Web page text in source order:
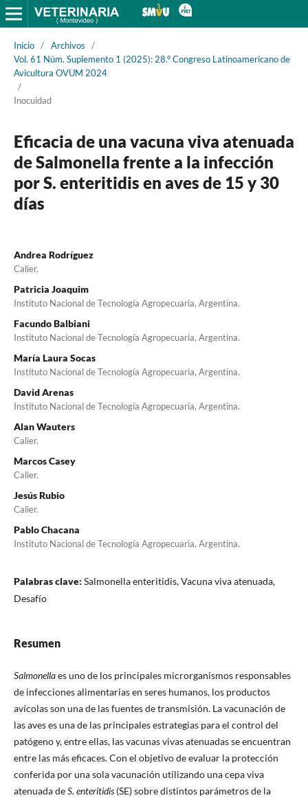
Inicio / Archivos
/
Vol. 61 Núm. Suplemento 1 (2025): 28.° Congreso Latinoamericano de
Avicultura OVUM 2024
/
Inocuidad
Eficacia de una vacuna viva atenuada
de Salmonella frente a la infección
por S. enteritidis en aves de 15 y 30
días
Andrea Rodríguez
Calier.
Patricia Joaquim
Instituto Nacional de Tecnología Agropecuaria, Argentina.
Facundo Balbiani
Instituto Nacional de Tecnología Agropecuaria, Argentina.
María Laura Socas
Instituto Nacional de Tecnología Agropecuaria, Argentina.
David Arenas
Instituto Nacional de Tecnología Agropecuaria, Argentina.
Alan Wauters
Calier.
Marcos Casey
Calier.
Jesús Rubio
Calier.
Pablo Chacana
Instituto Nacional de Tecnología Agropecuaria, Argentina.
Palabras clave: Salmonella enteritidis, Vacuna viva atenuada,
Desafío
Resumen
Salmonellaes uno de los principales microrganismos responsables
de infecciones alimentarias en seres humanos, los productos
avícolas son una de las fuentes de transmisión. La vacunación de
las aves es una de las principales estrategias para el control del
patógeno y, entre ellas, las vacunas vivas atenuadas se encuentran
entre las más eficaces. Con el objetivo de evaluar la protección
conferida por una sola vacunación utilizando una cepa viva
atenuada deS. enteritidis(SE) sobre distintos parámetros de la